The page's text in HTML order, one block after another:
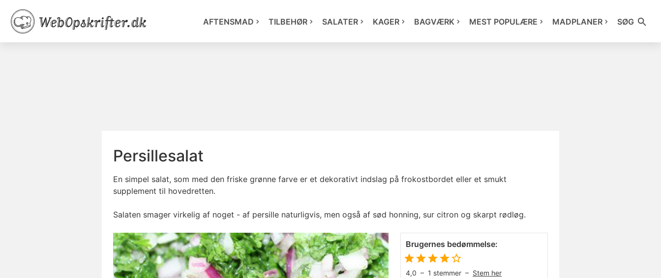
AFTENSMAD TILBEHØR SALATER KAGER BAGVÆRK MEST POPULÆRE MADPLANER SØG
Persillesalat
En simpel salat, som med den friske grønne farve er et dekorativt indslag på frokostbordet eller et smukt
supplement til hovedretten.
Salaten smager virkelig af noget - af persille naturligvis, men også af sød honning, sur citron og skarpt rødløg.
Brugernes bedømmelse:
4,0 – 1 stemmer – Stem her